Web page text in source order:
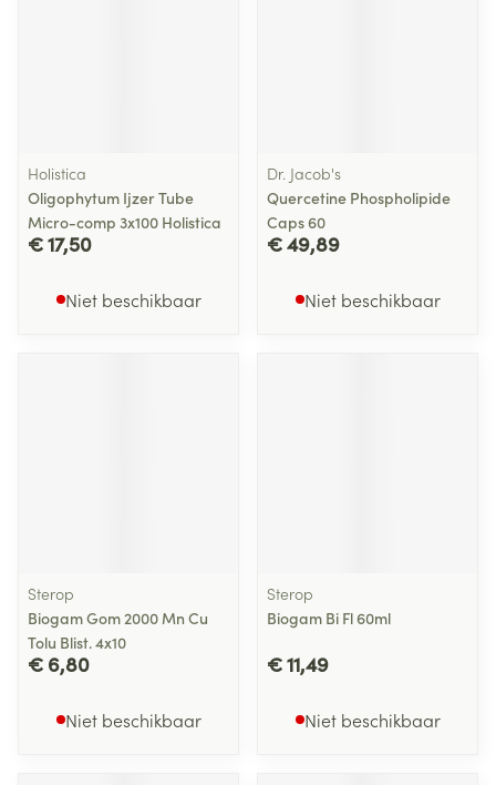
Holistica
Oligophytum Ijzer Tube
Micro-comp 3x100 Holistica
€ 17,50
Niet beschikbaar
Dr. Jacob's
Quercetine Phospholipide
Caps 60
€ 49,89
Niet beschikbaar
Sterop
Biogam Gom 2000 Mn Cu
Tolu Blist. 4x10
€ 6,80
Niet beschikbaar
Sterop
Biogam Bi Fl 60ml
€ 11,49
Niet beschikbaar